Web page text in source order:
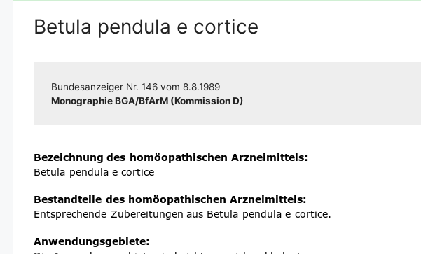
Betula pendula e cortice
Bun­des­an­zei­ger Nr. 146 vom 8.8.1989
Mono­gra­phie BGA/​​BfArM (Kom­mis­si­on D)